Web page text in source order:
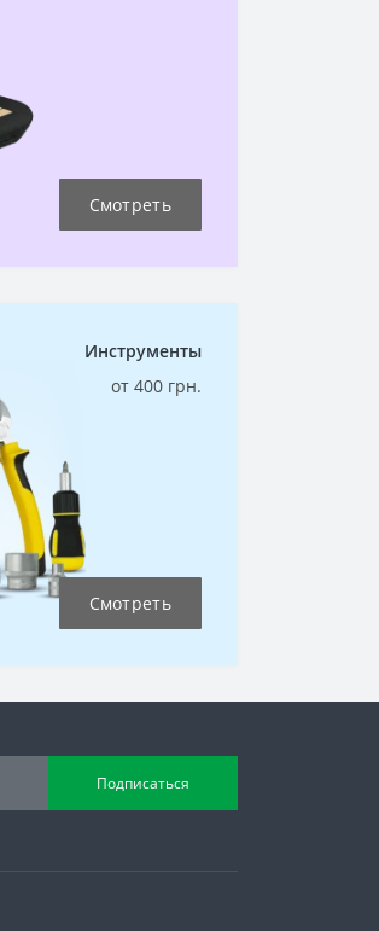
Смотреть
Инструменты
от 400 грн.
Смотреть
Подписаться